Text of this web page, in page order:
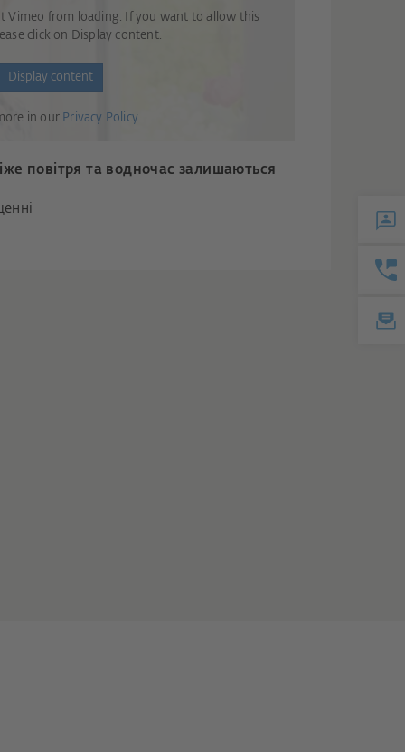
Vimeo from loading. If you want to allow this
click on Display content.
Display content
in our Privacy Policy
повітря та водночас залишаються